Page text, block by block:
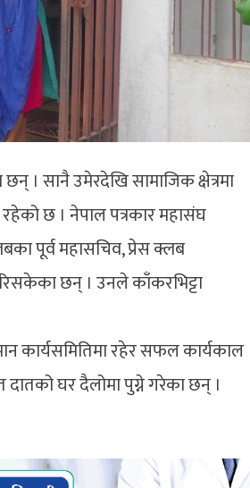
। सानै उमेरदेखि सामाजिक क्षेत्रमा
छ । नेपाल पत्रकार महासंघ
पूर्व महासचिव, प्रेस क्लब
छन् । उनले काँकरभिट्टा
कार्यसमितिमा रहेर सफल कार्यकाल
घर दैलोमा पुग्ने गरेका छन् ।